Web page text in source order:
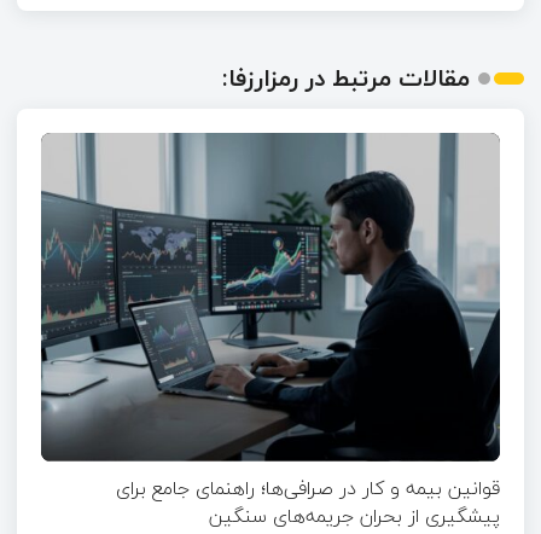
مقالات مرتبط در رمزارزفا:
قوانین بیمه و کار در صرافی‌ها؛ راهنمای جامع برای
پیشگیری از بحران جریمه‌های سنگین